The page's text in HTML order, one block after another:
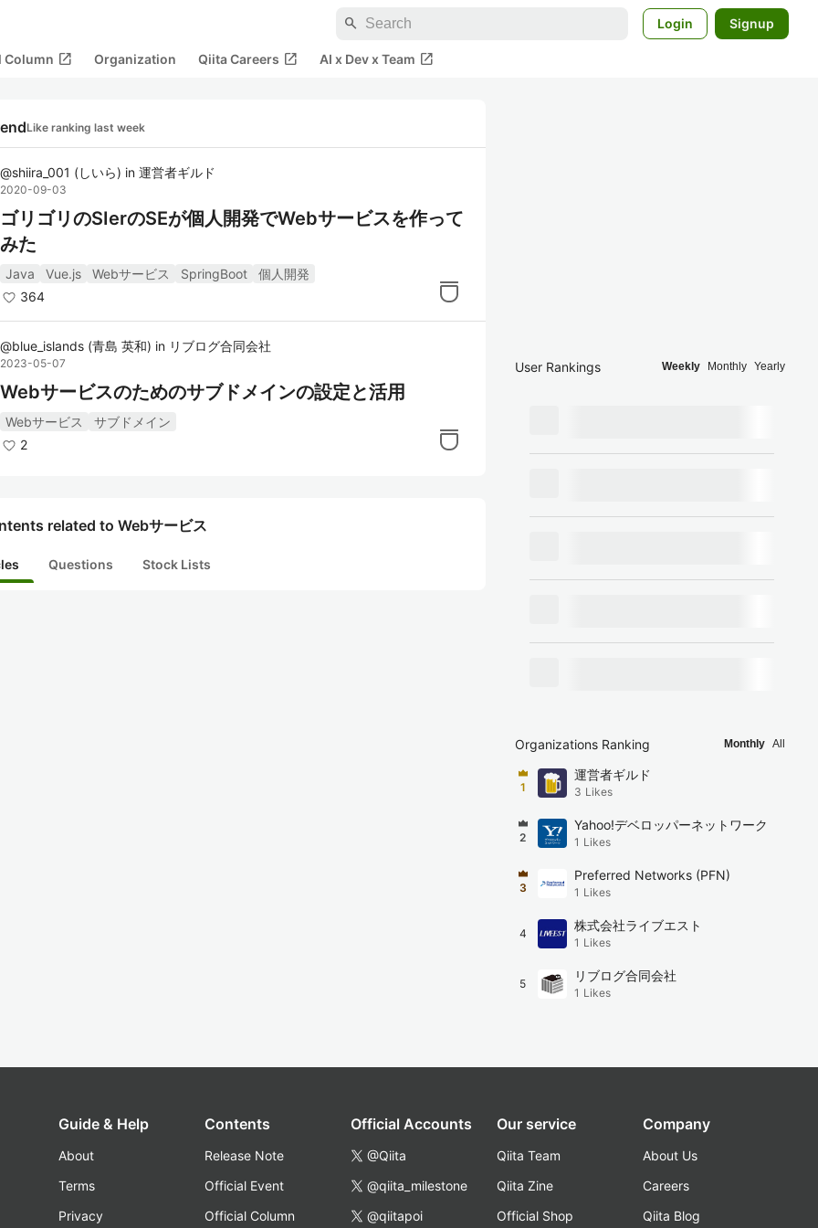
search Login Signup
Column open_in_new Organization Qiita Careers open_in_new AI x Dev x Team open_in_new
Like ranking last week
@shiira_001 (しいら) in 運営者ギルド
2020-09-03
ゴリゴリのSIerのSEが個人開発でWebサービスを作って
みた
Java Vue.js Webサービス SpringBoot
個人開発
364
@blue_islands (青島 英和) in リブログ合同会社
2023-05-07
Webサービスのためのサブドメインの設定と活用
Webサービス
サブドメイン
2
related to Webサービス
Questions Stock Lists
User Rankings Weekly Monthly Yearly
Organizations Ranking Monthly All
1
運営者ギルド
3 Likes
2
Yahoo!デベロッパーネットワーク
1 Likes
3
Preferred Networks (PFN)
1 Likes
4
株式会社ライブエスト
1 Likes
5
リブログ合同会社
1 Likes
Guide & Help
About
Terms
Privacy
Contents
Release Note
Official Event
Official Column
Official Accounts
@Qiita
@qiita_milestone
@qiitapoi
Our service
Qiita Team
Qiita Zine
Official Shop
Company
About Us
Careers
Qiita Blog